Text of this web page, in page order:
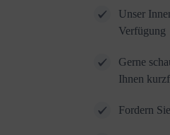
Unser
Verfügung
Gerne
Ihnen
Fordern